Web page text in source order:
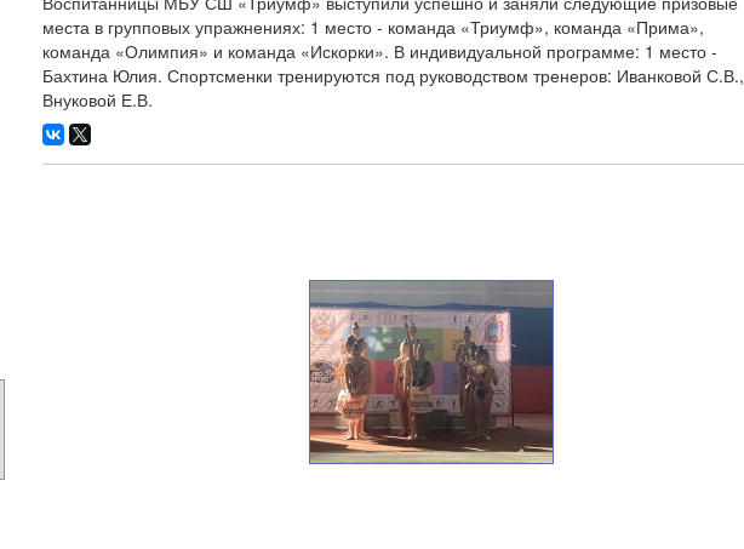
места в групповых упражнениях: 1 место - команда «Триумф», команда «Прима»,
команда «Олимпия» и команда «Искорки». В индивидуальной программе: 1 место -
Бахтина Юлия. Спортсменки тренируются под руководством тренеров: Иванковой С.В.,
Внуковой Е.В.